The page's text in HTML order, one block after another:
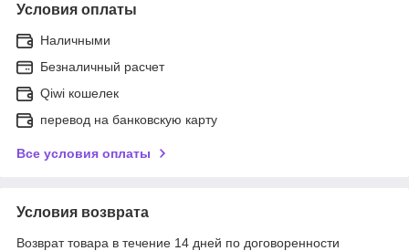
Условия оплаты
Наличными
Безналичный расчет
Qiwi кошелек
перевод на банковскую карту
Все условия оплаты
Условия возврата
Возврат товара в течение 14 дней по договоренности